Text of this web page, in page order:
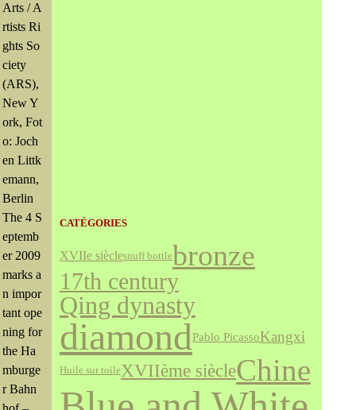
Arts / A
rtists Ri
ghts So
ciety
(ARS),
New Y
ork, Fot
o: Joch
en Littk
emann,
Berlin
The 4 S
eptemb
er 2009
marks a
n impor
tant ope
ning for
the Ha
mburge
r Bahn
CATÉGORIES
XVIIe sièclesnuff bottlebronze
17th century
Qing dynasty
diamondPablo PicassoKangxi
Huile sur toileXVIIème siècleChine